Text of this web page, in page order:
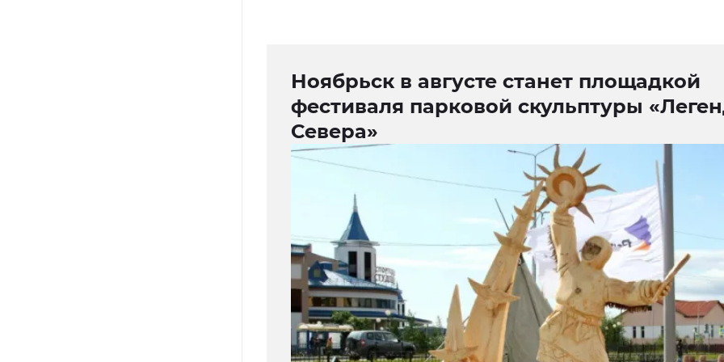
Ноябрьск в августе станет площадкой
фестиваля парковой скульптуры
Севера»